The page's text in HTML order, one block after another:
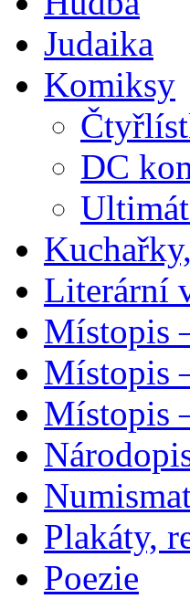
Judaika
Komiksy
DC
Literární
Místopis
Místopis
Místopis
Plakáty,
Poezie